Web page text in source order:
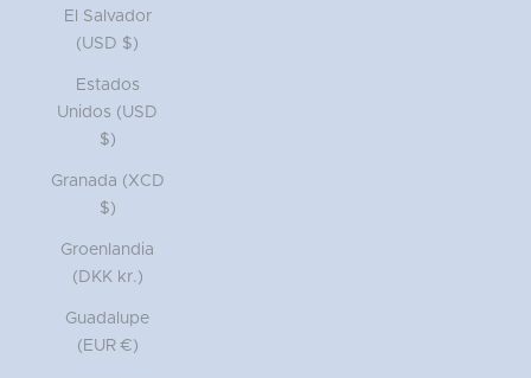
El Salvador
(USD $)
Estados
Unidos (USD
$)
Granada (XCD
$)
Groenlandia
(DKK kr.)
Guadalupe
(EUR €)